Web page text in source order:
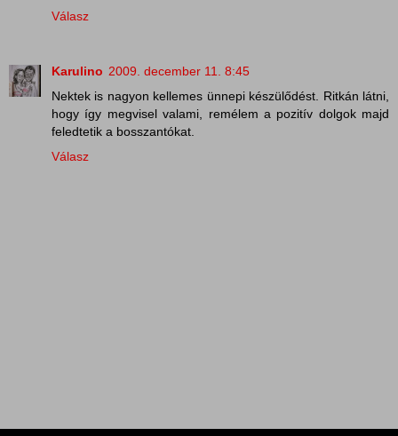
Válasz
Karulino 2009. december 11. 8:45
Nektek is nagyon kellemes ünnepi készülődést. Ritkán látni,
hogy így megvisel valami, remélem a pozitív dolgok majd
feledtetik a bosszantókat.
Válasz